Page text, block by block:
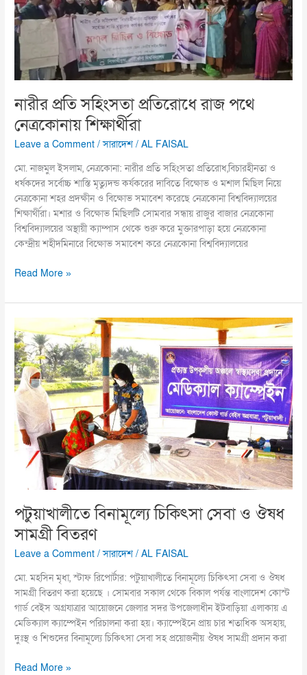
নারীর প্রতি সহিংসতা প্রতিরোধে রাজ পথে
নেত্রকোনায় শিক্ষার্থীরা
Leave a Comment /সারাদেশ /AL FAISAL
মো. নাজমুল ইসলাম, নেত্রকোনা: নারীর প্রতি সহিংসতা প্রতিরোধ,বিচারহীনতা ও
ধর্ষকদের সর্বোচ্চ শাস্তি মৃত্যুদন্ড কর্যকরের দাবিতে বিক্ষোভ ও মশাল মিছিল নিয়ে
নেত্রকোনা শহর প্রদক্ষীন ও বিক্ষোভ সমাবেশ করেছে নেত্রকোনা বিশ্ববিদ্যালয়ের
শিক্ষার্থীরা। মশার ও বিক্ষোভ মিছিলটি সোমবার সন্ধায় রাজুর বাজার নেত্রকোনা
বিশ্ববিদ্যালয়ের অস্থায়ী ক্যাম্পাস থেকে শুরু করে মুক্তারপাড়া হয়ে নেত্রকোনা
কেন্দ্রীয় শহীদমিনারে বিক্ষোভ সমাবেশ করে নেত্রকোনা বিশ্ববিদ্যালয়ের
প্রতিরোধে
রাজ
পথে
শিক্ষার্থীরা
Read More »
পটুয়াখালীতে বিনামূল্যে চিকিৎসা সেবা ও ঔষধ
সামগ্রী বিতরণ
Leave a Comment /সারাদেশ /AL FAISAL
মো. মহসিন মৃধা, স্টাফ রিপোর্টার: পটুয়াখালীতে বিনামূল্যে চিকিৎসা সেবা ও ঔষধ
সামগ্রী বিতরণ করা হয়েছে । সোমবার সকাল থেকে বিকাল পর্যন্ত বাংলাদেশ কোস্ট
গার্ড বেইস অগ্রযাত্রার আয়োজনে জেলার সদর উপজেলাধীন ইটবাড়িয়া এলাকায় এ
মেডিক্যাল ক্যাম্পেইন পরিচালনা করা হয়। ক্যাম্পেইনে প্রায় চার শতাধিক অসহায়,
দুঃস্থ ও শিশুদের বিনামূল্যে চিকিৎসা সেবা সহ প্রয়োজনীয় ঔষধ সামগ্রী প্রদান করা
বিনামূল্যে
চিকিৎসা
সেবা
ও
ঔষধ
সামগ্রী
বিতরণ
Read More »